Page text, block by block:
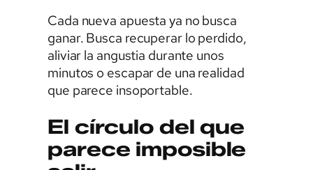
Cada nueva apuesta ya no busca
ganar. Busca recuperar lo perdido,
aliviar la angustia durante unos
minutos o escapar de una realidad
que parece insoportable.
El círculo del que
parece imposible